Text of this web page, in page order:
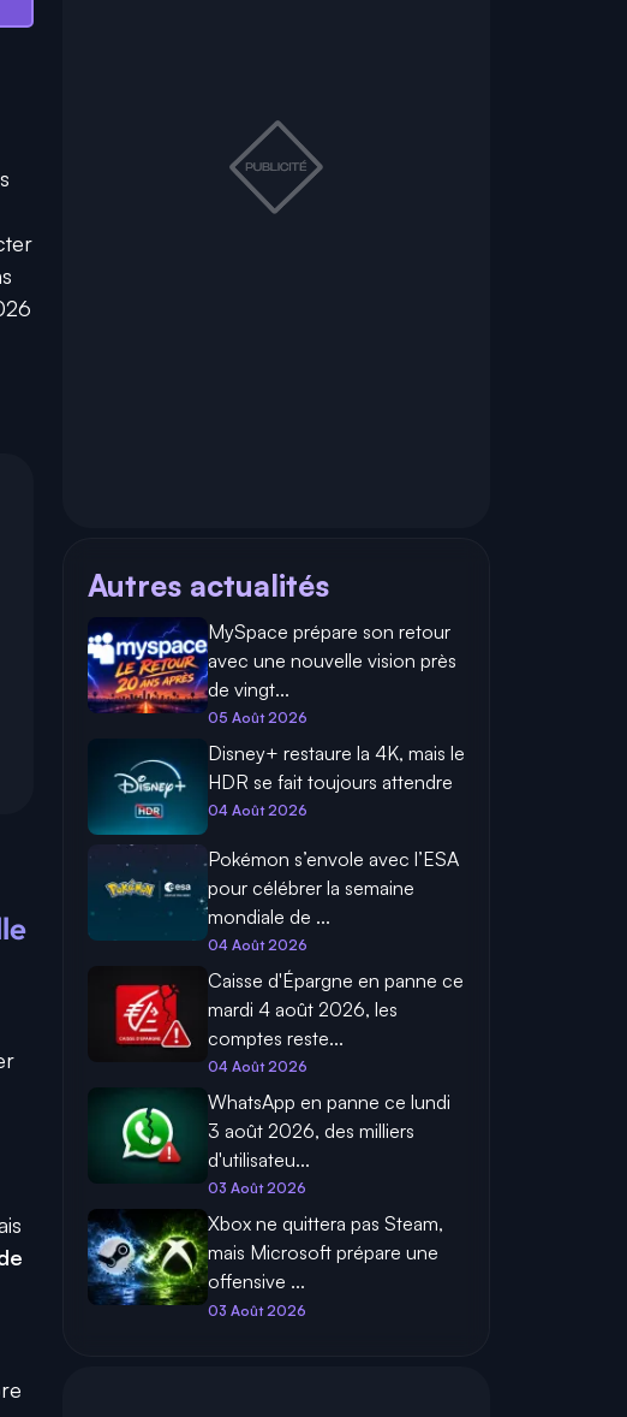
Autres actualités
MySpace prépare son retour
avec une nouvelle vision près
de vingt...
05 Août 2026
Disney+ restaure la 4K, mais le
HDR se fait toujours attendre
04 Août 2026
Pokémon s’envole avec l’ESA
pour célébrer la semaine
mondiale de ...
04 Août 2026
Caisse d'Épargne en panne ce
mardi 4 août 2026, les
comptes reste...
04 Août 2026
WhatsApp en panne ce lundi
3 août 2026, des milliers
d'utilisateu...
03 Août 2026
Xbox ne quittera pas Steam,
mais Microsoft prépare une
offensive ...
03 Août 2026